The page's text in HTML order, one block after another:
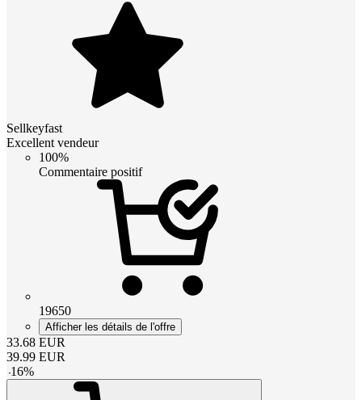
Sellkeyfast
Excellent vendeur
100%
Commentaire positif
19650
Afficher les détails de l'offre
33.68 EUR
39.99 EUR
-16%